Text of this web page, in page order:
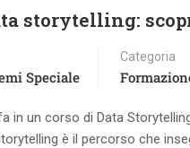
storytelling:
Speciale
Categoria
in un corso di Data
è il percorso che